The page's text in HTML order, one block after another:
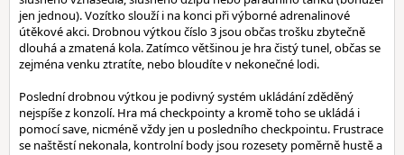
jen jednou). Vozítko slouží i na konci při výborné adrenalinové
útěkové akci. Drobnou výtkou číslo 3 jsou občas trošku zbytečně
dlouhá a zmatená kola. Zatímco většinou je hra čistý tunel, občas se
zejména venku ztratíte, nebo bloudíte v nekonečné lodi.
Poslední drobnou výtkou je podivný systém ukládání zděděný
nejspíše z konzolí. Hra má checkpointy a kromě toho se ukládá i
pomocí save, nicméně vždy jen u posledního checkpointu. Frustrace
se naštěstí nekonala, kontrolní body jsou rozesety poměrně hustě a